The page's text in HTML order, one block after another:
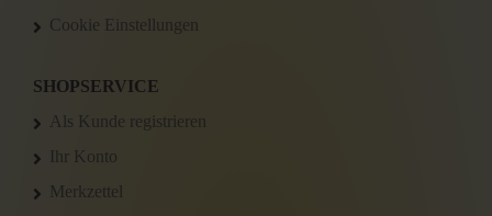
Cookie Einstellungen
SHOPSERVICE
Als Kunde registrieren
Ihr Konto
Merkzettel